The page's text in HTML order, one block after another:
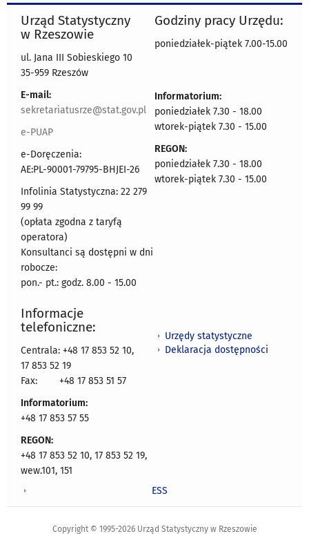
Urząd Statystyczny
w Rzeszowie
ul. Jana III Sobieskiego 10
35-959 Rzeszów
E-mail:
sekretariatusrze@stat.gov.pl
e-PUAP
e-Doręczenia:
AE:PL-90001-79795-BHJEI-26
Infolinia Statystyczna: 22 279
99 99
(opłata zgodna z taryfą
operatora)
Konsultanci są dostępni w dni
robocze:
pon.- pt.: godz. 8.00 - 15.00
Godziny pracy Urzędu:
poniedziałek-piątek 7.00-15.00
Informatorium:
poniedziałek 7.30 - 18.00
wtorek-piątek 7.30 - 15.00
REGON:
poniedziałek 7.30 - 18.00
wtorek-piątek 7.30 - 15.00
Informacje
telefoniczne:
Centrala: +48 17 853 52 10,
17 853 52 19
Fax:
+48 17 853 51 57
Informatorium:
+48 17 853 57 55
REGON:
+48 17 853 52 10, 17 853 52 19,
wew.101, 151
Urzędy statystyczne
Deklaracja dostępności
ESS
Copyright © 1995-2026 Urząd Statystyczny w Rzeszowie